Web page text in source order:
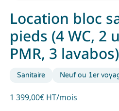
Location bloc
pieds (4 WC, 2
PMR, 3 lavabos)
Sanitaire Neuf ou 1er
1 399,00€ HT/mois